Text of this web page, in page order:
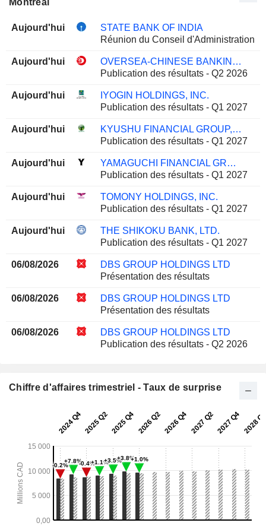
Aujourd'hui
STATE BANK OF INDIA
Réunion du Conseil d'Administration
Aujourd'hui
OVERSEA-CHINESE BANKING CORPORATION LIMITED
Publication des résultats - Q2 2026
Aujourd'hui
IYOGIN HOLDINGS, INC.
Publication des résultats - Q1 2027
Aujourd'hui
KYUSHU FINANCIAL GROUP, INC.
Publication des résultats - Q1 2027
Aujourd'hui
YAMAGUCHI FINANCIAL GROUP, INC.
Publication des résultats - Q1 2027
Aujourd'hui
TOMONY HOLDINGS, INC.
Publication des résultats - Q1 2027
Aujourd'hui
THE SHIKOKU BANK, LTD.
Publication des résultats - Q1 2027
06/08/2026
DBS GROUP HOLDINGS LTD
Présentation des résultats
06/08/2026
DBS GROUP HOLDINGS LTD
Présentation des résultats
06/08/2026
DBS GROUP HOLDINGS LTD
Publication des résultats - Q2 2026
Chiffre d'affaires trimestriel - Taux de surprise